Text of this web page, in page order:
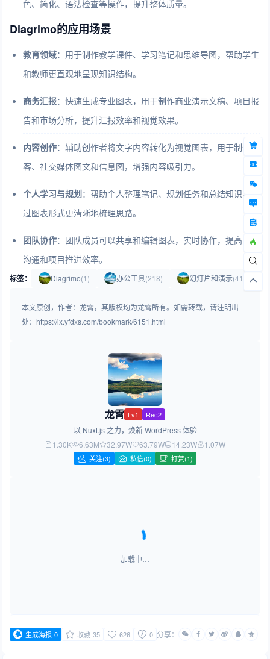
色、简化、语法检查等操作，提升整体质量。
Diagrimo的应用场景
教育领域：用于制作教学课件、学习笔记和思维导图，帮助学生
和教师更直观地呈现知识结构。
商务汇报：快速生成专业图表，用于制作商业演示文稿、项目报
告和市场分析，提升汇报效率和视觉效果。
内容创作：辅助创作者将文字内容转化为视觉图表，用于制作博
客、社交媒体图文和信息图，增强内容吸引力。
个人学习与规划：帮助个人整理笔记、规划任务和总结知识，通
过图表形式更清晰地梳理思路。
团队协作：团队成员可以共享和编辑图表，实时协作，提高团队
沟通和项目推进效率。
标签： Diagrimo(1) 办公工具(218) 幻灯片和演示(41)
本文原创，作者：龙霄，其版权均为龙霄所有。如需转载，请注明出
处：https://lx.yfdxs.com/bookmark/6151.html
龙霄 Lv1 Rec2
以 Nuxt.js 之力，焕新 WordPress 体验
1.30K
6.63M 32.97W 63.79W 14.23W 1.07W
关注(3) 私信(0) 打赏(1)
加载中…
生成海报 0 收藏 35 626 0 分享：